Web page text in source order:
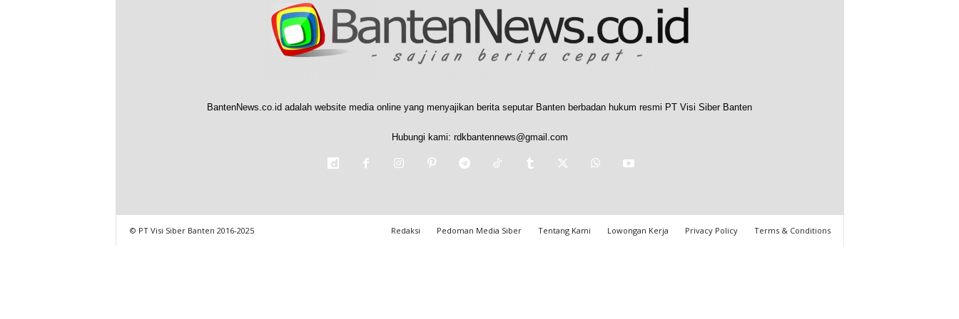
BantenNews.co.id adalah website media online yang menyajikan berita seputar Banten berbadan hukum resmi PT Visi Siber Banten
Hubungi kami: rdkbantennews@gmail.com
Redaksi Pedoman Media Siber Tentang Kami Lowongan Kerja Privacy Policy Terms & Conditions
© PT Visi Siber Banten 2016-2025